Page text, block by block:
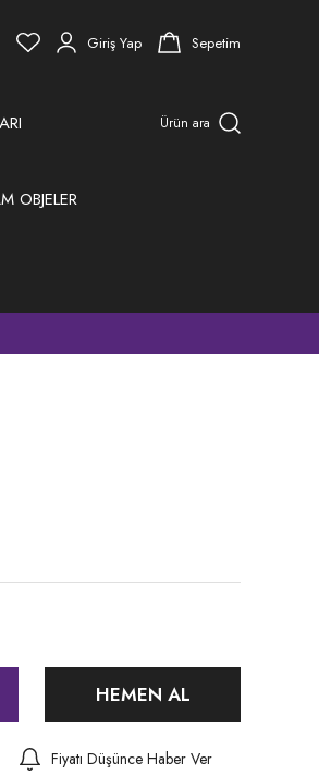
Giriş Yap Sepetim
OBJELER
Ürün ara
HEMEN AL
Fiyatı Düşünce Haber Ver